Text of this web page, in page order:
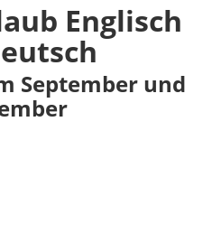
Englisch
September und